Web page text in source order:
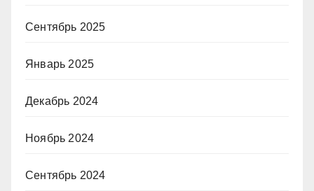
Сентябрь 2025
Январь 2025
Декабрь 2024
Ноябрь 2024
Сентябрь 2024